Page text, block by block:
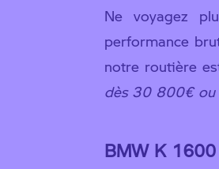
Ne voyagez
performance
notre routière
dès 30 800€ ou
BMW K